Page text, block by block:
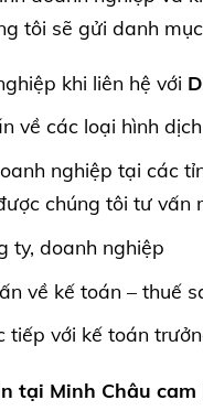
tôi sẽ gửi danh
khi liên hệ với
về các loại hình
nghiệp tại các
chúng tôi tư vấn
ty, doanh nghiệp
về kế toán – thuế
tiếp với kế toán
tại Minh Châu cam